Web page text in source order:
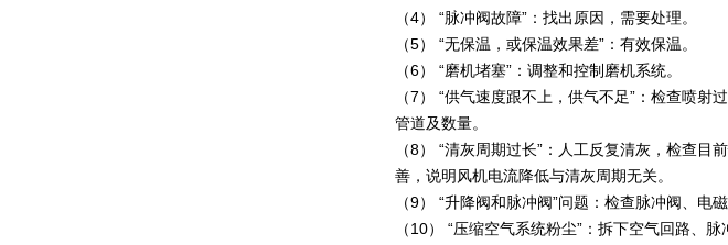
（4） “脉冲阀故障”：找出原因，需要处理。
（5） “无保温，或保温效果差”：有效保温。
（6） “磨机堵塞”：调整和控制磨机系统。
（7） “供气速度跟不上，供气不足”：检查喷
管道及数量。
（8） “清灰周期过长”：人工反复清灰，检查
善，说明风机电流降低与清灰周期无关。
（9） “升降阀和脉冲阀”问题：检查脉冲阀、电
（10） “压缩空气系统粉尘”：拆下空气回路、脉